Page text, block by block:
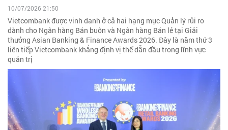
10/07/2026 21:50
Vietcombank được vinh danh ở cả hai hạng mục Quản lý rủi ro
dành cho Ngân hàng Bán buôn và Ngân hàng Bán lẻ tại Giải
thưởng Asian Banking & Finance Awards 2026. Đây là năm thứ 3
liên tiếp Vietcombank khẳng định vị thế dẫn đầu trong lĩnh vực
quản trị